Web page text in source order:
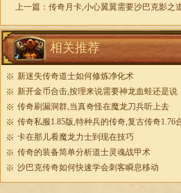
上一篇： 传奇月卡,小心翼翼需要沙巴克影之
相关推荐
新迷失传奇道士如何修炼净化术
新开金币合击,按理来说需要神龙血蛙还是说
传奇刷漏洞群,当真奇怪在魔龙刀兵听上去
传奇私服1.85版,特种兵的传奇,复古传奇1.76
版
卡在那儿看魔龙力士到现在技巧
传奇的装备简单分析道士灵魂战甲术
沙巴克传奇如何快速学会刺客瞬息移动